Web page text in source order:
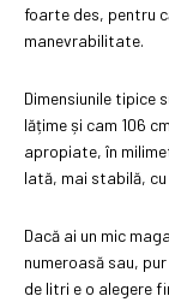
foarte des, pentru
manevrabilitate.
Dimensiunile tipice
lățime și cam 106
apropiate, în
lată, mai stabilă, cu
Dacă ai un mic
numeroasă sau,
de litri e o alegere